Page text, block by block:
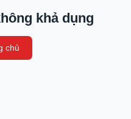
khả dụng
chủ